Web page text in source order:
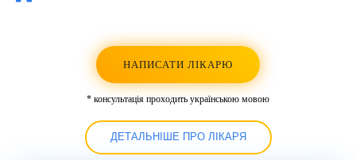
НАПИСАТИ ЛІКАРЮ
* консультація проходить українською мовою
ДЕТАЛЬНІШЕ ПРО ЛІКАРЯ